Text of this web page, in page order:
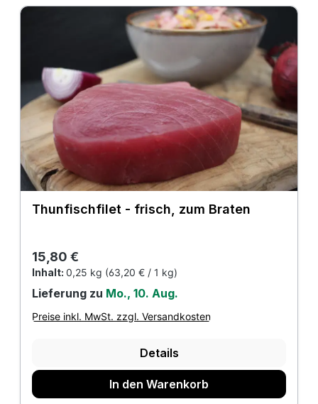
Thunfischfilet - frisch, zum Braten
Regulärer Preis:
15,80 €
Inhalt: 0,25 kg (63,20 € / 1 kg)
Lieferung zu Mo., 10. Aug.
Preise inkl. MwSt. zzgl. Versandkosten
Details
In den Warenkorb